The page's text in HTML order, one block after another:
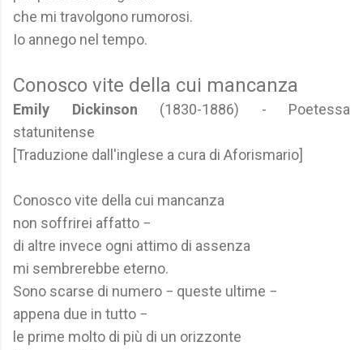
che mi travolgono rumorosi.
Io annego nel tempo.
Conosco vite della cui mancanza
Emily Dickinson (1830-1886) - Poetessa
statunitense
[Traduzione dall'inglese a cura di Aforismario]
Conosco vite della cui mancanza
non soffrirei affatto −
di altre invece ogni attimo di assenza
mi sembrerebbe eterno.
Sono scarse di numero − queste ultime −
appena due in tutto −
le prime molto di più di un orizzonte